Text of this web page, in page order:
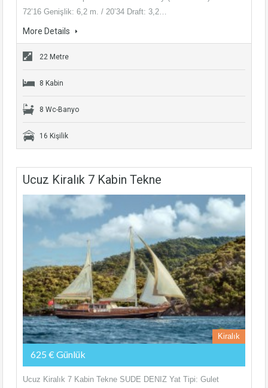
72’16 Genişlik: 6,2 m. / 20’34 Draft: 3,2…
More Details
22 Metre
8 Kabin
8 Wc-Banyo
16 Kişilik
Ucuz Kiralık 7 Kabin Tekne
Kiralık
625 € Günlük
Ucuz Kiralık 7 Kabin Tekne SUDE DENIZ Yat Tipi: Gulet